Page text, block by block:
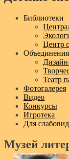
MenuБиблиотеки
Центр
Театр
Фотогалерея
Видео
Конкурсы
Игротека
Для
Музей